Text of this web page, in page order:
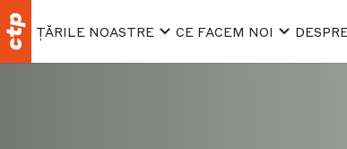
ȚĂRILE NOASTRE CE FACEM NOI